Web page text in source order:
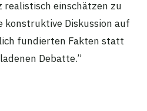
realistisch einschätzen zu
konstruktive Diskussion auf
fundierten Fakten statt
Debatte.”